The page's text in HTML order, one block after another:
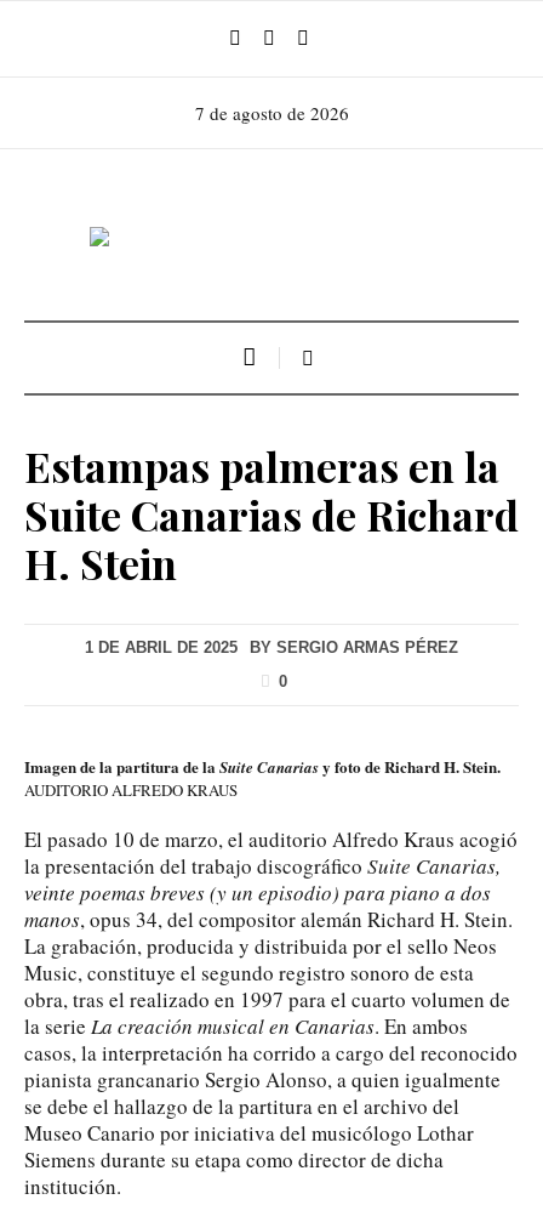
7 de agosto de 2026
Estampas palmeras en la
Suite Canarias de Richard
H. Stein
1 DE ABRIL DE 2025 BY SERGIO ARMAS PÉREZ
0
Imagen de la partitura de laSuite Canariasy foto de Richard H. Stein.
AUDITORIO ALFREDO KRAUS
El pasado 10 de marzo, el auditorio Alfredo Kraus acogió
la presentación del trabajo discográfico Suite Canarias,
veinte poemas breves (y un episodio) para piano a dos
manos, opus 34, del compositor alemán Richard H. Stein.
La grabación, producida y distribuida por el sello Neos
Music, constituye el segundo registro sonoro de esta
obra, tras el realizado en 1997 para el cuarto volumen de
la serie La creación musical en Canarias. En ambos
casos, la interpretación ha corrido a cargo del reconocido
pianista grancanario Sergio Alonso, a quien igualmente
se debe el hallazgo de la partitura en el archivo del
Museo Canario por iniciativa del musicólogo Lothar
Siemens durante su etapa como director de dicha
institución.